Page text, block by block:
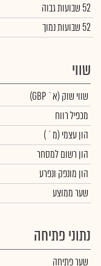
52 שבועות גבוה
52 שבועות נמוך
שווי
שווי שוק (א` GBP)
מכפיל רווח
הון עצמי (מ` )
הון רשום למסחר
הון מונפק ונפרע
שער ממוצע
נתוני פתיחה
שער פתיחה